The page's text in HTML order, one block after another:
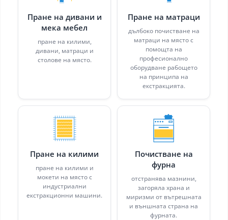
Пране на дивани и
мека мебел
пране на килими,
дивани, матраци и
столове на място.
Пране на матраци
дълбоко почистване на
матраци на място с
помощта на
професионално
оборудване рабощето
на принципа на
екстракцията.
Пране на килими
пране на килими и
мокети на място с
индустриални
екстракционни машини.
Почистване на
фурна
отстранява мазнини,
загоряла храна и
миризми от вътрешната
и външната страна на
фурната.